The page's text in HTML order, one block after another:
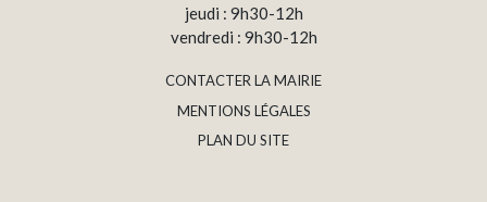
jeudi : 9h30-12h
vendredi : 9h30-12h
CONTACTER LA MAIRIE
MENTIONS LÉGALES
PLAN DU SITE